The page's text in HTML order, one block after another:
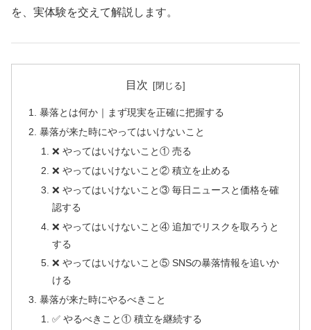
を、実体験を交えて解説します。
目次
暴落とは何か｜まず現実を正確に把握する
暴落が来た時にやってはいけないこと
❌ やってはいけないこと① 売る
❌ やってはいけないこと② 積立を止める
❌ やってはいけないこと③ 毎日ニュースと価格を確
認する
❌ やってはいけないこと④ 追加でリスクを取ろうと
する
❌ やってはいけないこと⑤ SNSの暴落情報を追いか
ける
暴落が来た時にやるべきこと
✅ やるべきこと① 積立を継続する